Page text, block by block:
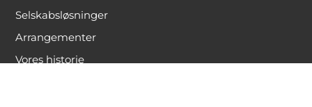
Selskabsløsninger
Arrangementer
Vores historie